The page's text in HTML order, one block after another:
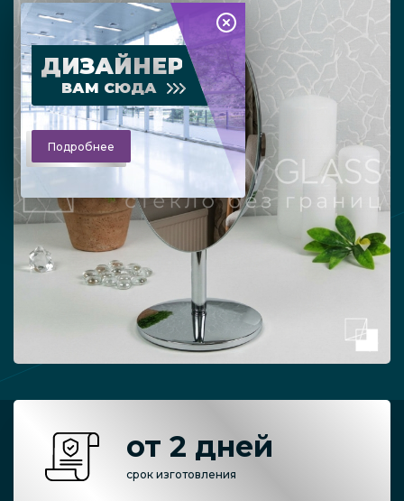
ДИЗАЙНЕР
ВАМ СЮДА
Подробнее
от 2 дней
срок изготовления